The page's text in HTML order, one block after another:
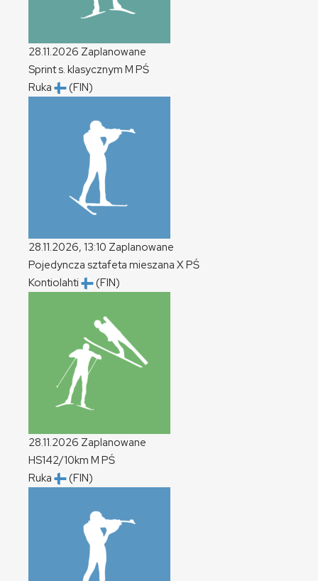
28.11.2026 Zaplanowane
Sprint s. klasycznym M PŚ
Ruka
(FIN)
28.11.2026, 13:10 Zaplanowane
Pojedyncza sztafeta mieszana XPŚ
Kontiolahti
(FIN)
28.11.2026 Zaplanowane
HS142/10km M PŚ
Ruka
(FIN)